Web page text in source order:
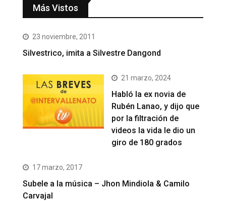
Más Vistos
23 noviembre, 2011
Silvestrico, imita a Silvestre Dangond
21 marzo, 2024
Habló la ex novia de
Rubén Lanao, y dijo que
por la filtración de
videos la vida le dio un
giro de 180 grados
17 marzo, 2017
Subele a la música – Jhon Mindiola & Camilo
Carvajal